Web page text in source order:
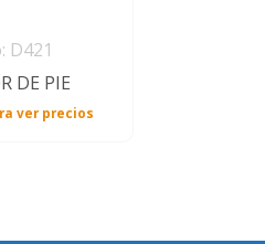
D421
DE PIE
ver precios